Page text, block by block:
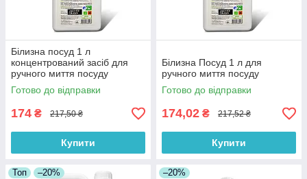
Білизна посуд 1 л
концентрований засіб для
ручного миття посуду
Готово до відправки
174 ₴ 217,50 ₴
Купити
Білизна Посуд 1 л для
ручного миття посуду
Готово до відправки
174,02 ₴ 217,52 ₴
Купити
Топ –20% –20%